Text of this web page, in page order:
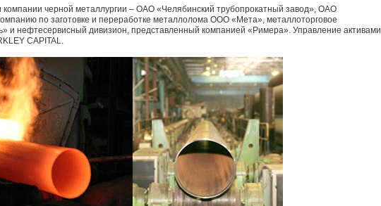
черной металлургии – ОАО «Челябинский трубопрокатный завод», ОАО
по заготовке и переработке металлолома ООО «Мета», металлоторговое
и нефтесервисный дивизион, представленный компанией «Римера». Управление активами
CAPITAL.